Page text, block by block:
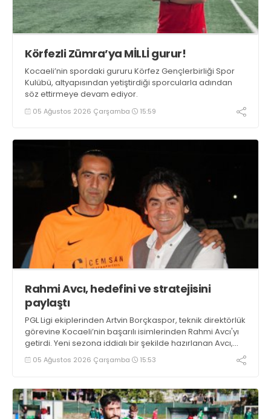
Körfezli Zümra’ya MİLLİ gurur!
Kocaeli’nin spordaki gururu Körfez Gençlerbirliği Spor
Kulübü, altyapısından yetiştirdiği sporcularla adından
söz ettirmeye devam ediyor.
05 Ağustos 2026 Çarşamba 15:59
Rahmi Avcı, hedefini ve stratejisini
paylaştı
PGL Ligi ekiplerinden Artvin Borçkaspor, teknik direktörlük
görevine Kocaeli’nin başarılı isimlerinden Rahmi Avcı'yı
getirdi. Yeni sezona iddialı bir şekilde hazırlanan Avcı,
duygularını aktardı.
05 Ağustos 2026 Çarşamba 15:53